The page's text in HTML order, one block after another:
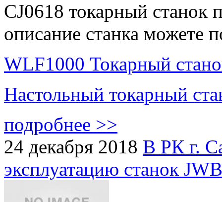
CJ0618 токарный станок
описание станка можете
WLF1000 Токарный
Настольный токарный
подробнее >>
24 декабря 2018 В РК г.
эксплуатацию станок